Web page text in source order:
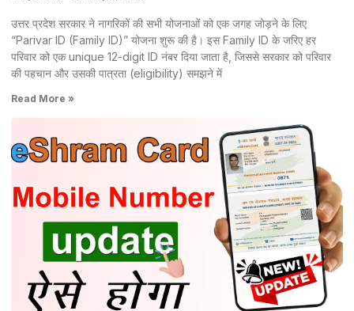
उत्तर प्रदेश सरकार ने नागरिकों की सभी योजनाओं को एक जगह जोड़ने के लिए
“Parivar ID (Family ID)” योजना शुरू की है। इस Family ID के जरिए हर
परिवार को एक unique 12-digit ID नंबर दिया जाता है, जिससे सरकार को परिवार
की पहचान और उसकी पात्रता (eligibility) समझने में
Read More »